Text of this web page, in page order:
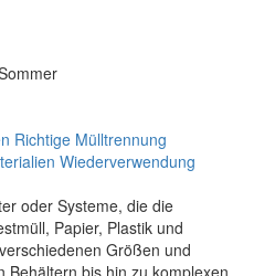
Richtige Mülltrennung
Wiederverwendung
oder Systeme, die die
Papier, Plastik und
Größen und
Behältern bis hin zu komplexen